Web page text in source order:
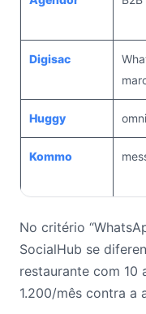
Digisac
Huggy
Kommo
No critério
SocialHub se
restaurante com 10
1.200/mês contra a